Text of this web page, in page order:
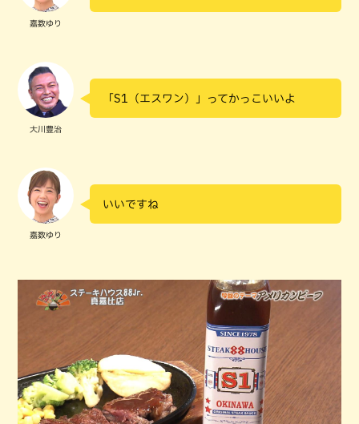
嘉数ゆり
大川豊治
「S1（エスワン）」ってかっこいいよ
嘉数ゆり
いいですね